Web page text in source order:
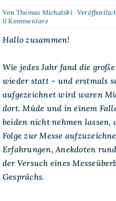
Von Thomas Michalski
0 Kommentareon
DORPCast
86:
der
SPIEL
Hallo zusammen!
Wie jedes Jahr fand die
wieder statt – und erstmals
aufgezeichnet wird waren
dort. Müde und in einem
beiden nicht nehmen lassen,
Folge zur Messe
Erfahrungen, Anekdoten
der Versuch eines
Gesprächs.